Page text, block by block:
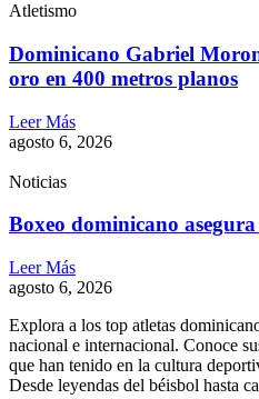
Atletismo
Dominicano Gabriel
oro en 400 metros planos
Leer Más
agosto 6, 2026
Noticias
Boxeo dominicano
Leer Más
agosto 6, 2026
Explora a los top atletas
nacional e internacional. Conoce
que han tenido en la cultura
Desde leyendas del béisbol hasta